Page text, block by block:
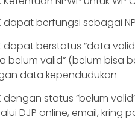
dapat berfungsi sebagai
dapat berstatus “data
belum valid” (belum bisa
data kependudukan
dengan status “belum
DJP online, email, kring